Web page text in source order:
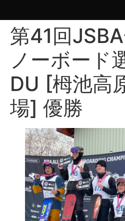
第41回
ノーボード
DU [栂池高
場] 優勝